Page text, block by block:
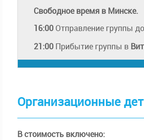
Свободное время в Минске.
16:00 Отправление группы
21:00 Прибытие группы в
Организационные
В стоимость включено: